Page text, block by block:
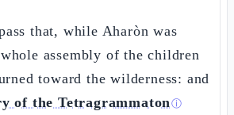
that, while Aharòn was
assembly of the children
toward the wilderness: and
of the Tetragrammatonⓘ